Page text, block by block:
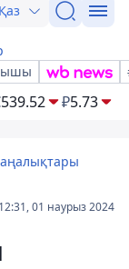
Қаз
539.52 ₽5.73
12:31, 01 наурыз 2024